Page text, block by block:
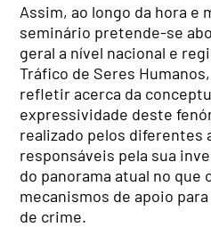
Assim, ao longo da hora e
seminário pretende-se
geral a nível nacional e
Tráfico de Seres
refletir acerca da
expressividade deste
realizado pelos diferentes
responsáveis pela sua
do panorama atual no que
mecanismos de apoio
de crime.